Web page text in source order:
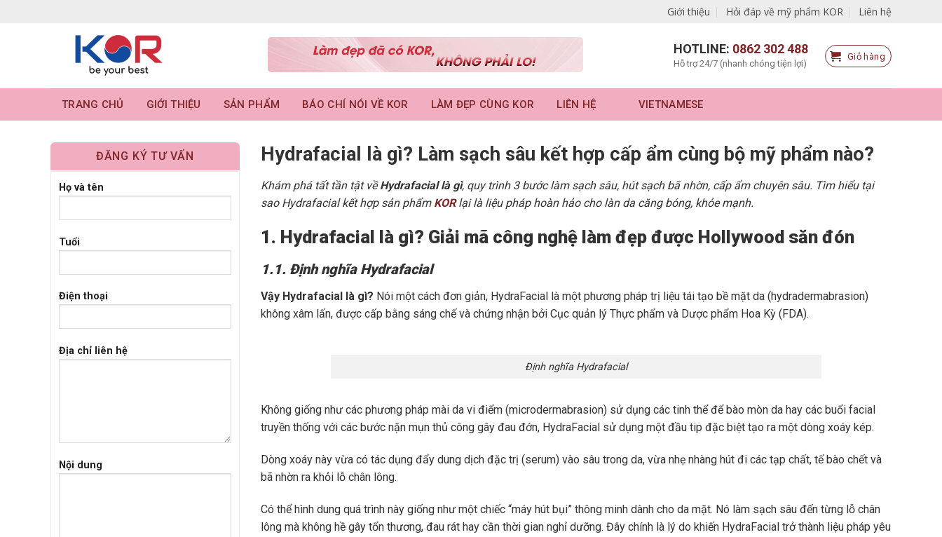
Giới thiệu Hỏi đáp về mỹ phẩm KOR Liên hệ
HOTLINE: 0862 302 488
Hỗ trợ 24/7 (nhanh chóng tiện lợi)
Giỏ hàng
TRANG CHỦ GIỚI THIỆU SẢN PHẨM BÁO CHÍ NÓI VỀ KOR LÀM ĐẸP CÙNG KOR LIÊN HỆ VIETNAMESE
Hydrafacial là gì? Làm sạch sâu kết hợp cấp ẩm cùng bộ mỹ phẩm nào?
Khám phá tất tần tật vềHydrafacial là gì, quy trình 3 bước làm sạch sâu, hút sạch bã nhờn, cấp ẩm chuyên sâu. Tìm hiểu tại
sao Hydrafacial kết hợp sản phẩm KORlại là liệu pháp hoàn hảo cho làn da căng bóng, khỏe mạnh.
1. Hydrafacial là gì? Giải mã công nghệ làm đẹp được Hollywood săn đón
1.1. Định nghĩa Hydrafacial
Vậy Hydrafacial là gì? Nói một cách đơn giản, HydraFacial là một phương pháp trị liệu tái tạo bề mặt da (hydradermabrasion)
không xâm lấn, được cấp bằng sáng chế và chứng nhận bởi Cục quản lý Thực phẩm và Dược phẩm Hoa Kỳ (FDA).
Định nghĩa Hydrafacial
Không giống như các phương pháp mài da vi điểm (microdermabrasion) sử dụng các tinh thể để bào mòn da hay các buổi facial
truyền thống với các bước nặn mụn thủ công gây đau đớn, HydraFacial sử dụng một đầu tip đặc biệt tạo ra một dòng xoáy kép.
Dòng xoáy này vừa có tác dụng đẩy dung dịch đặc trị (serum) vào sâu trong da, vừa nhẹ nhàng hút đi các tạp chất, tế bào chết và
bã nhờn ra khỏi lỗ chân lông.
Có thể hình dung quá trình này giống như một chiếc “máy hút bụi” thông minh dành cho da mặt. Nó làm sạch sâu đến từng lỗ chân
lông mà không hề gây tổn thương, đau rát hay cần thời gian nghỉ dưỡng. Đây chính là lý do khiến HydraFacial trở thành liệu pháp yêu
ĐĂNG KÝ TƯ VẤN
Họ và tên
Tuổi
Điện thoại
Địa chỉ liên hệ
Nội dung